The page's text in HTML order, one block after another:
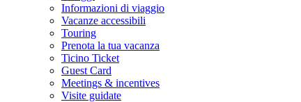
Informazioni di viaggio
Vacanze accessibili
Touring
Prenota la tua vacanza
Ticino Ticket
Guest Card
Meetings & incentives
Visite guidate